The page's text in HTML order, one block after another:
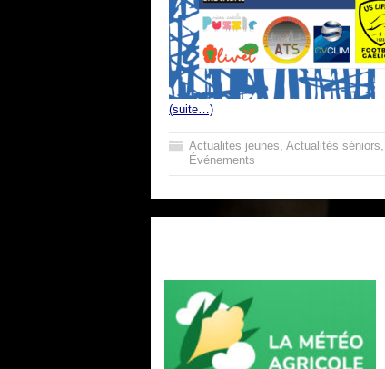
(suite…)
Actualités jeunes, Actualités séniors,
Événements